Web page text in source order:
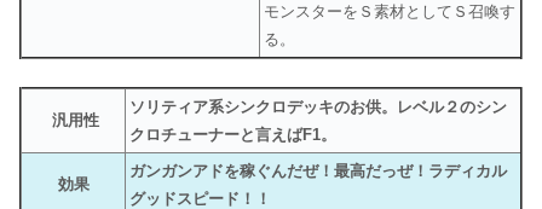
モンスターをＳ素材としてＳ召喚す
る。
汎用性
ソリティア系シンクロデッキのお供。レベル２のシン
クロチューナーと言えばF1。
効果
ガンガンアドを稼ぐんだぜ！最高だっぜ！ラディカル
グッドスピード！！